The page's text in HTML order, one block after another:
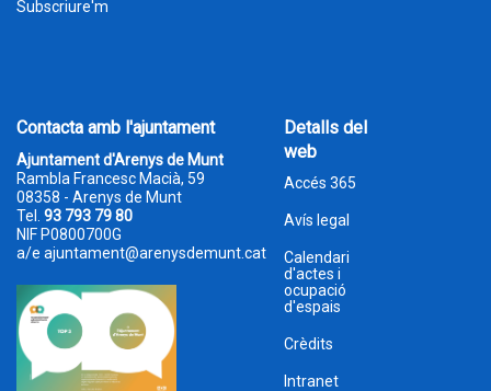
Subscriure'm
Contacta amb l'ajuntament
Ajuntament d'Arenys de Munt
Rambla Francesc Macià, 59
08358 - Arenys de Munt
Tel. 93 793 79 80
NIF P0800700G
a/e ajuntament@arenysdemunt.cat
Detalls del
web
Accés 365
Avís legal
Calendari
d'actes i
ocupació
d'espais
Crèdits
Intranet